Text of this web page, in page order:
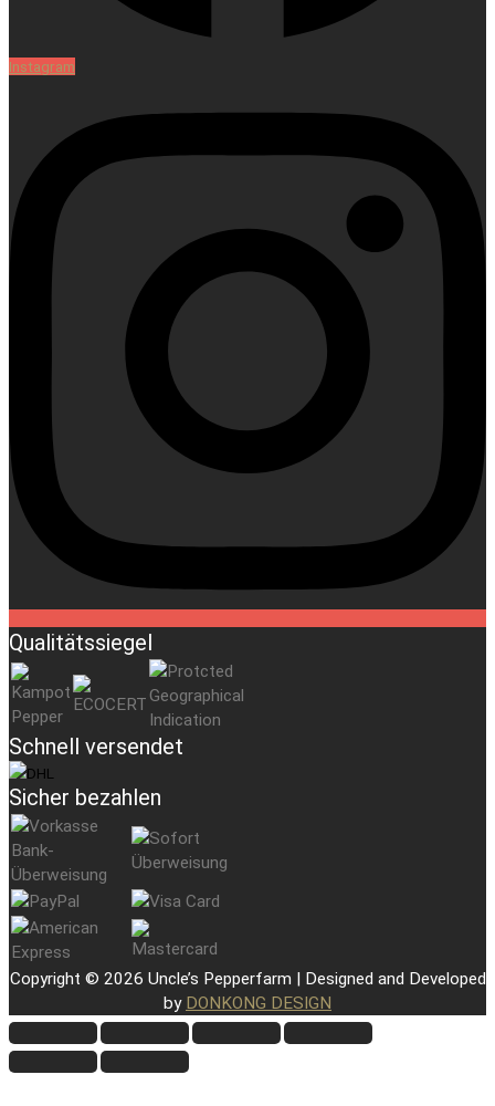
Instagram
Qualitätssiegel
Schnell versendet
Sicher bezahlen
Copyright © 2026 Uncle’s Pepperfarm | Designed and Developed
by DONKONG DESIGN